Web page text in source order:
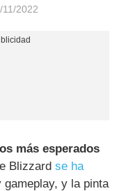
11/2022
más esperados
Blizzardse ha
gameplay, y la pinta